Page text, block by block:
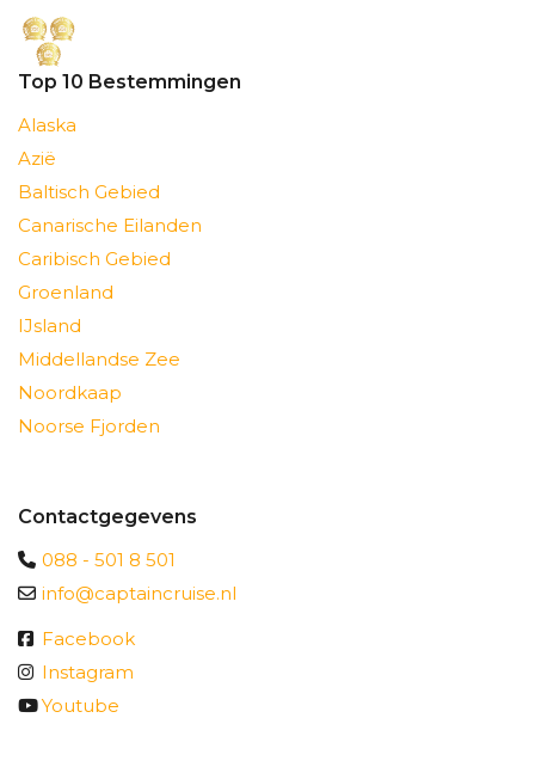
Top 10 Bestemmingen
Alaska
Azië
Baltisch Gebied
Canarische Eilanden
Caribisch Gebied
Groenland
IJsland
Middellandse Zee
Noordkaap
Noorse Fjorden
Contactgegevens
088 - 501 8 501
info@captaincruise.nl
Facebook
Instagram
Youtube